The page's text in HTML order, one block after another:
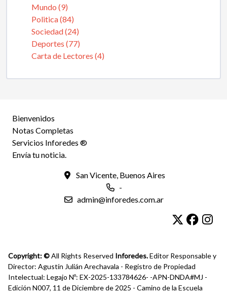
Mundo (9)
Politica (84)
Sociedad (24)
Deportes (77)
Carta de Lectores (4)
Bienvenidos
Notas Completas
Servicios Inforedes ®
Envía tu noticia.
San Vicente, Buenos Aires
-
admin@inforedes.com.ar
Copyright: ©All Rights Reserved Inforedes.Editor Responsable y
Director: Agustín Julián Arechavala - Registro de Propiedad
Intelectual: Legajo Nº: EX-2025-133784626- -APN-DNDA#MJ -
Edición N007, 11 de Diciembre de 2025 - Camino de la Escuela